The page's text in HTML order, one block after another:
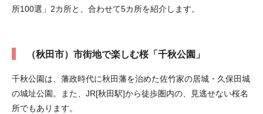
所100選」2カ所と、合わせて5カ所を紹介します。
（秋田市）市街地で楽しむ桜「千秋公園」
千秋公園は、藩政時代に秋田藩を治めた佐竹家の居城・久保田城
の城址公園。また、JR[秋田駅]から徒歩圏内の、見逃せない桜名
所でもあります。